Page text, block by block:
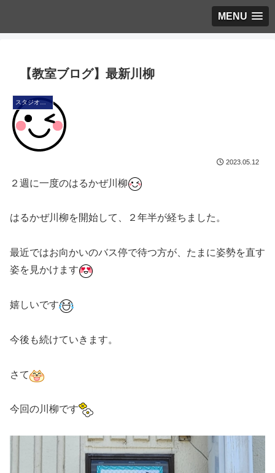
MENU
【教室ブログ】最新川柳
スタジオ・ブログ
2023.05.12
２週に一度のはるかぜ川柳
はるかぜ川柳を開始して、２年半が経ちました。
最近ではお向かいのバス停で待つ方が、たまに姿勢を直す
姿を見かけます
嬉しいです
今後も続けていきます。
さて
今回の川柳です